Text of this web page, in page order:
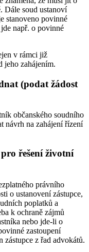
Dále soud ustanoví
stanoveno povinné
např. o povinné
v rámci již
jeho zahájením.
(podat žádost
občanského soudního
návrh na zahájení řízení
řešení životní
právního
o ustanovení zástupce,
poplatků a
k ochraně zájmů
nebo jde-li o
zastoupení
zástupce z řad advokátů.